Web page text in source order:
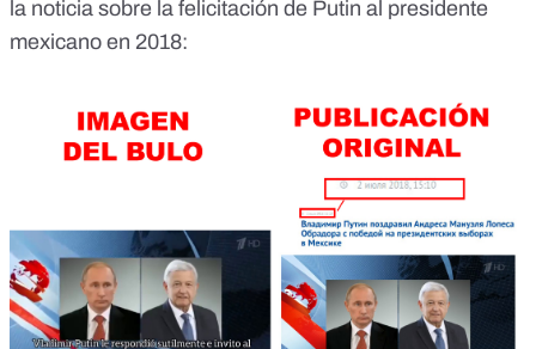
la noticia sobre la felicitación de Putin al presidente
mexicano en 2018: